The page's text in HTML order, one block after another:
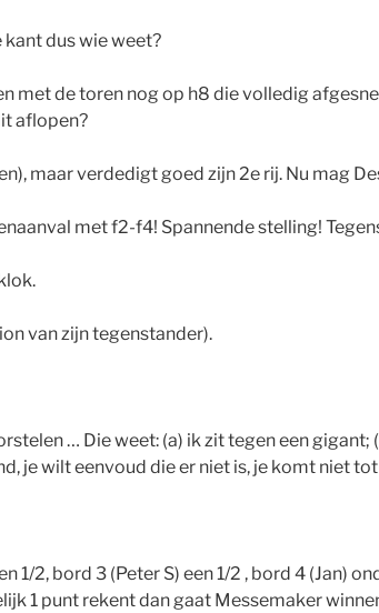
kant dus wie weet?
met de toren nog op h8 die volledig
aflopen?
maar verdedigt goed zijn 2e rij. Nu mag
met f2-f4! Spannende stelling!
van zijn tegenstander).
… Die weet: (a) ik zit tegen een
wilt eenvoud die er niet is, je komt niet tot
1/2, bord 3 (Peter S) een 1/2 , bord 4 (Jan)
1 punt rekent dan gaat Messemaker